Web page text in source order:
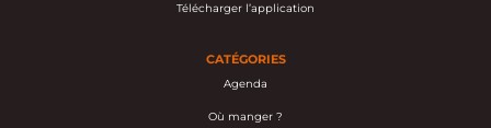
Télécharger l’application
CATÉGORIES
Agenda
Où manger ?